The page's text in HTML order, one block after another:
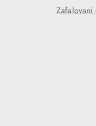
Zafalovani